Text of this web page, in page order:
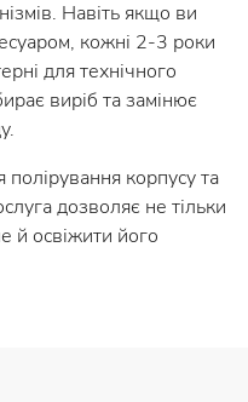
Навіть якщо ви
кожні 2-3 роки
для технічного
виріб та замінює
корпусу та
дозволяє не тільки
й освіжити його